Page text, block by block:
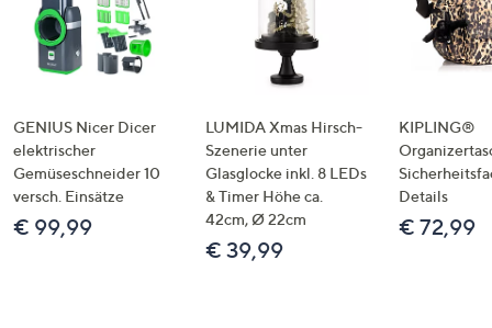
GENIUS Nicer Dicer
elektrischer
Gemüseschneider 10
versch. Einsätze
€ 99,99
LUMIDA Xmas Hirsch-
Szenerie unter
Glasglocke inkl. 8 LEDs
& Timer Höhe ca.
42cm, Ø 22cm
€ 39,99
KIPLING®
Details
€ 72,99